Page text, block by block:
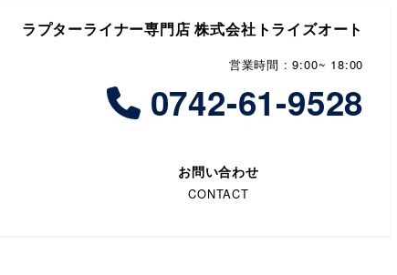
ラプターライナー専門店 株式会社トライズオート
営業時間 : 9:00~ 18:00
0742-61-9528
お問い合わせ
CONTACT